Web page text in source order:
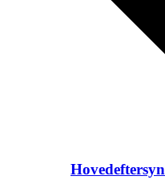
Hovedeftersyn